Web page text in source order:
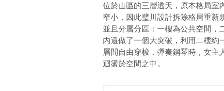
位於山區的三層透天，原本格局室
窄小，因此璧川設計拆除格局重新
並且分層分區：一樓為公共空間，
內還做了一個大突破，利用二樓約
層間自由穿梭，彈奏鋼琴時，女主
迴盪於空間之中。